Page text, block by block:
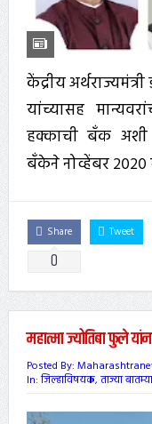
केंद्रीय
यांच्यासह
हक्काची बँक
बँकेने नोव्हेंबर २०२०
Share
0
Tweet
महात्मा ज्योतिबा फुले
Posted By:
In:जिल्हाविषयक, ताज्या बातम्या